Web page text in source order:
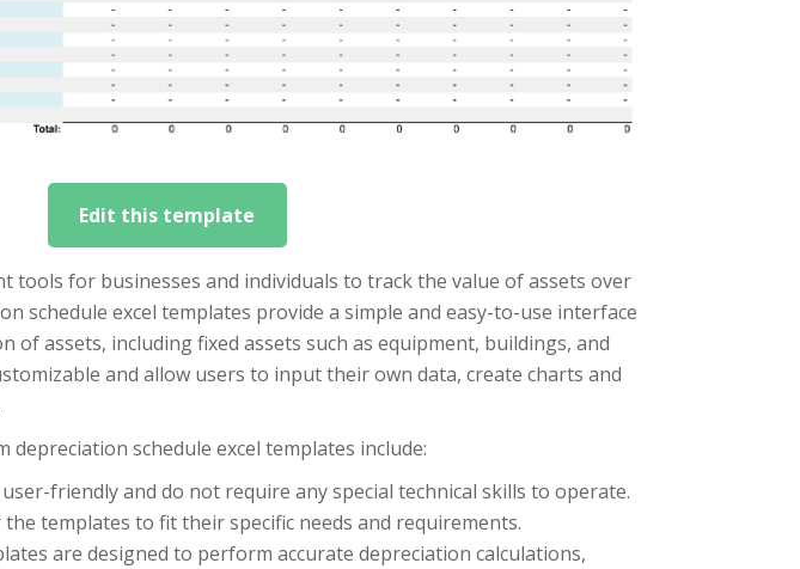
Edit this template
tools for businesses and individuals to track the value of assets over
schedule excel templates provide a simple and easy-to-use interface
of assets, including fixed assets such as equipment, buildings, and
and allow users to input their own data, create charts and
schedule excel templates include:
friendly and do not require any special technical skills to operate.
templates to fit their specific needs and requirements.
are designed to perform accurate depreciation calculations,